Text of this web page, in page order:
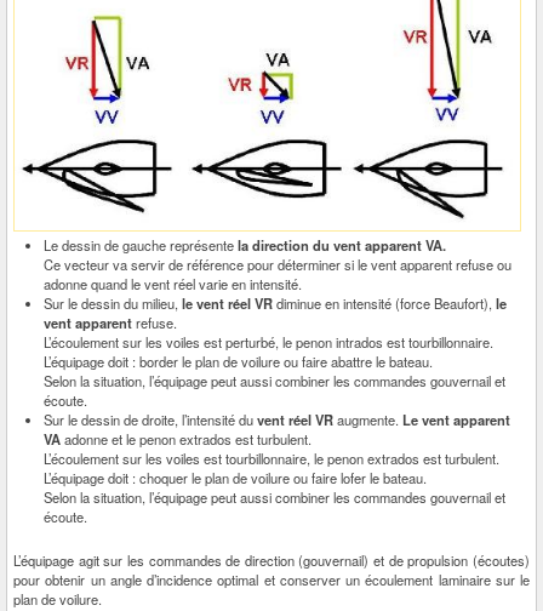
Le dessin de gauche représentela direction du vent apparent VA.
Ce vecteur va servir de référence pour déterminer si le vent apparent refuse ou
adonne quand le vent réel varie en intensité.
Sur le dessin du milieu, le vent réel VRdiminue en intensité (force Beaufort), le
vent apparentrefuse.
L’écoulement sur les voiles est perturbé, le penon intrados est tourbillonnaire.
L’équipage doit : border le plan de voilure ou faire abattre le bateau.
Selon la situation, l’équipage peut aussi combiner les commandes gouvernail et
écoute.
Sur le dessin de droite, l’intensité duvent réel VRaugmente. Le vent apparent
VAadonne et le penon extrados est turbulent.
L’écoulement sur les voiles est tourbillonnaire, le penon extrados est turbulent.
L’équipage doit : choquer le plan de voilure ou faire lofer le bateau.
Selon la situation, l’équipage peut aussi combiner les commandes gouvernail et
écoute.
L’équipage agit sur les commandes de direction (gouvernail) et de propulsion (écoutes)
pour obtenir un angle d’incidence optimal et conserver un écoulement laminaire sur le
plan de voilure.